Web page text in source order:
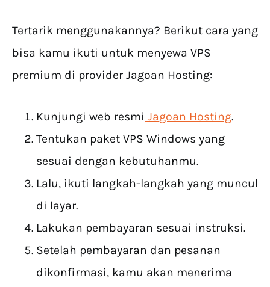
Tertarik menggunakannya? Berikut cara yang
bisa kamu ikuti untuk menyewa VPS
premium di provider Jagoan Hosting:
Kunjungi web resmi Jagoan Hosting.
Tentukan paket VPS Windows yang
sesuai dengan kebutuhanmu.
Lalu, ikuti langkah-langkah yang muncul
di layar.
Lakukan pembayaran sesuai instruksi.
Setelah pembayaran dan pesanan
dikonfirmasi, kamu akan menerima